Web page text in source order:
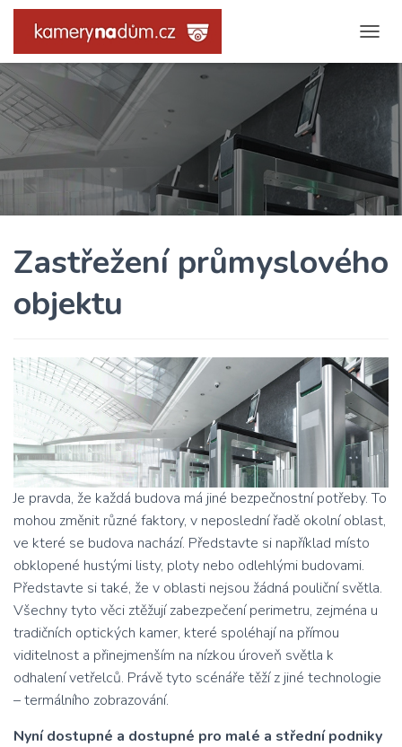
O
V
I
G
Zastřežení průmyslového
objektu
Je pravda, že každá budova má jiné bezpečnostní potřeby. To
mohou změnit různé faktory, v neposlední řadě okolní oblast,
ve které se budova nachází. Představte si například místo
obklopené hustými listy, ploty nebo odlehlými budovami.
Představte si také, že v oblasti nejsou žádná pouliční světla.
Všechny tyto věci ztěžují zabezpečení perimetru, zejména u
tradičních optických kamer, které spoléhají na přímou
viditelnost a přinejmenším na nízkou úroveň světla k
odhalení vetřelců. Právě tyto scénáře těží z jiné technologie
– termálního zobrazování.
Nyní dostupné a dostupné pro malé a střední podniky